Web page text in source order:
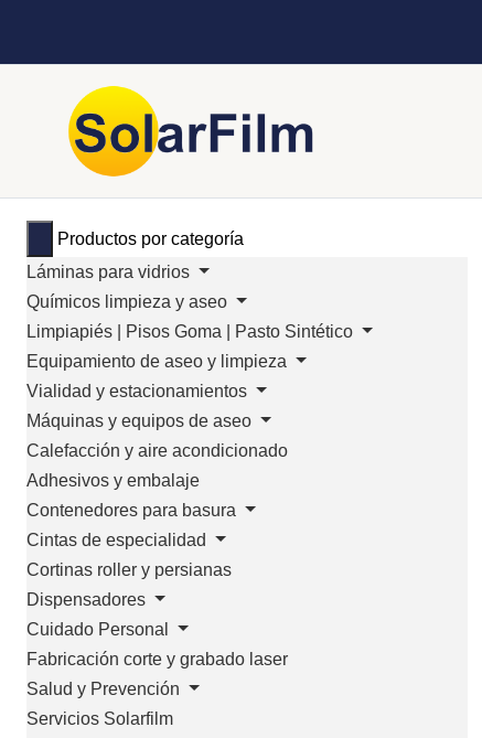
Productos por categoría
Láminas para vidrios
Químicos limpieza y aseo
Limpiapiés | Pisos Goma | Pasto Sintético
Equipamiento de aseo y limpieza
Vialidad y estacionamientos
Máquinas y equipos de aseo
Calefacción y aire acondicionado
Adhesivos y embalaje
Contenedores para basura
Cintas de especialidad
Cortinas roller y persianas
Dispensadores
Cuidado Personal
Fabricación corte y grabado laser
Salud y Prevención
Servicios Solarfilm